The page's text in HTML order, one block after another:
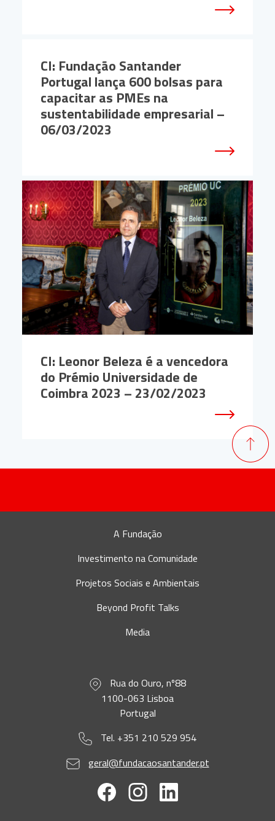
CI: Fundação Santander
Portugal lança 600 bolsas para
capacitar as PMEs na
sustentabilidade empresarial –
06/03/2023
CI: Leonor Beleza é a vencedora
do Prémio Universidade de
Coimbra 2023 – 23/02/2023
A Fundação
Investimento na Comunidade
Projetos Sociais e Ambientais
Beyond Profit Talks
Media
Rua do Ouro, nº88
1100-063 Lisboa
Portugal
Tel. +351 210 529 954
geral@fundacaosantander.pt